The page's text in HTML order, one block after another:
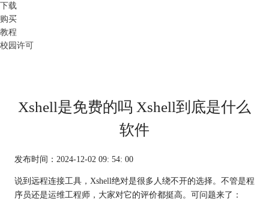
下载
购买
教程
校园许可
Xshell是免费的吗 Xshell到底是什么
软件
发布时间：2024-12-02 09: 54: 00
说到远程连接工具，Xshell绝对是很多人绕不开的选择。不管是程
序员还是运维工程师，大家对它的评价都挺高。可问题来了：